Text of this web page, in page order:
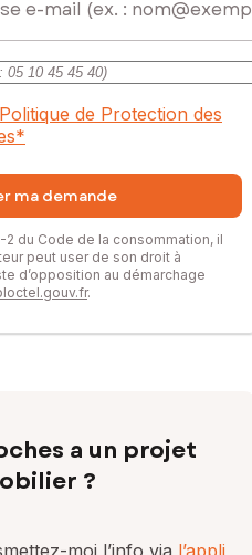
Politique de Protection des
*
ma demande
2 du Code de la consommation, il
peut user de son droit à
d’opposition au démarchage
.
a un projet
?